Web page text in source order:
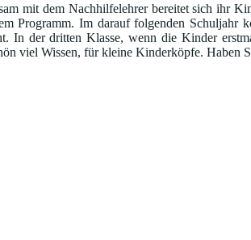
mit dem Nachhilfelehrer bereitet sich ihr
Programm. Im darauf folgenden
In der dritten Klasse, wenn die Kinder
viel Wissen, für kleine Kinderköpfe. Haben